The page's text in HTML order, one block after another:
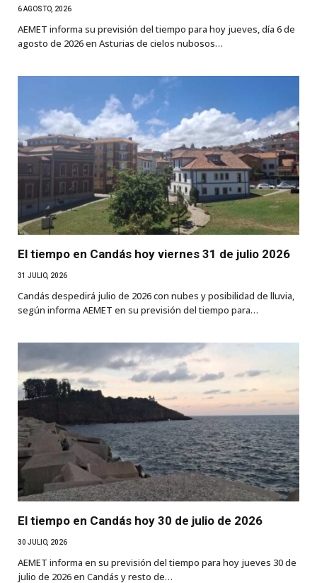
6 AGOSTO, 2026
AEMET informa su previsión del tiempo para hoy jueves, día 6 de
agosto de 2026 en Asturias de cielos nubosos…
El tiempo en Candás hoy viernes 31 de julio 2026
31 JULIO, 2026
Candás despedirá julio de 2026 con nubes y posibilidad de lluvia,
según informa AEMET en su previsión del tiempo para…
El tiempo en Candás hoy 30 de julio de 2026
30 JULIO, 2026
AEMET informa en su previsión del tiempo para hoy jueves 30 de
julio de 2026 en Candás y resto de…